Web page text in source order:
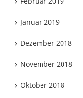
Januar 2019
Dezember 2018
November 2018
Oktober 2018